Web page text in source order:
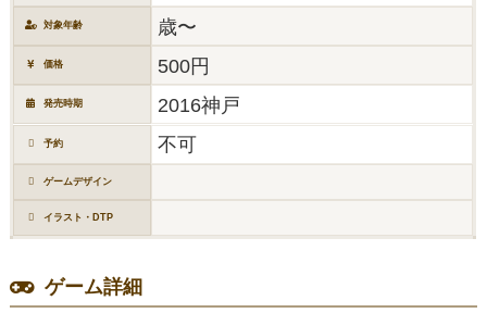
対象年齢 歳〜
価格 500円
発売時期 2016神戸
予約 不可
ゲームデザイン
イラスト・DTP
ゲーム詳細